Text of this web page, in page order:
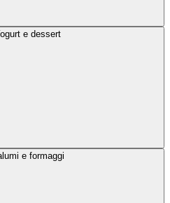
e dessert
e formaggi